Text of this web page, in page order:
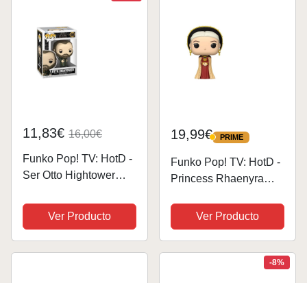
11,83€ 16,00€
Funko Pop! TV: HotD -
Ser Otto Hightower
The Dragon - Figura de
Vinilo Coleccionable -
Idea de Regalo-
Ver Producto
19,99€ PRIME
PRIME
Funko Pop! TV: HotD -
Princess Rhaenyra
The Dragon - Figura de
Vinilo Coleccionable -
Idea de Regalo-
Ver Producto
-8%